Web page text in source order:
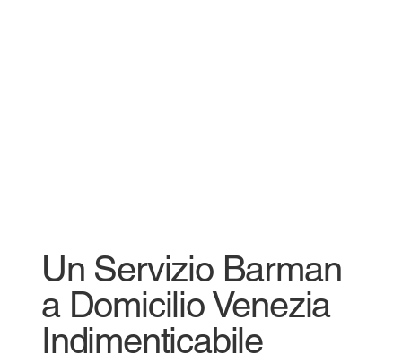
Un Servizio Barman
a Domicilio Venezia
Indimenticabile